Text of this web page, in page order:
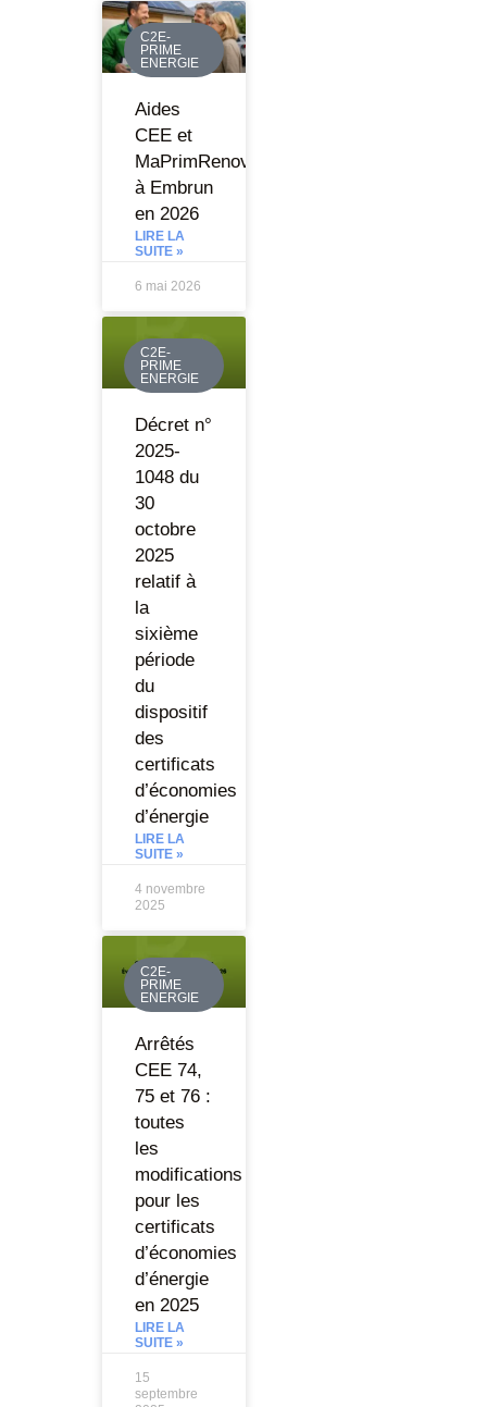
C2E-
PRIME
ENERGIE
Aides
CEE et
MaPrimRenov
à Embrun
en 2026
LIRE LA
SUITE »
6 mai 2026
C2E-
PRIME
ENERGIE
Décret n°
2025-
1048 du
30
octobre
2025
relatif à
la
sixième
période
du
dispositif
des
certificats
d’économies
d’énergie
LIRE LA
SUITE »
4 novembre
2025
C2E-
PRIME
ENERGIE
Arrêtés
CEE 74,
75 et 76 :
toutes
les
modifications
pour les
certificats
d’économies
d’énergie
en 2025
LIRE LA
SUITE »
15
septembre